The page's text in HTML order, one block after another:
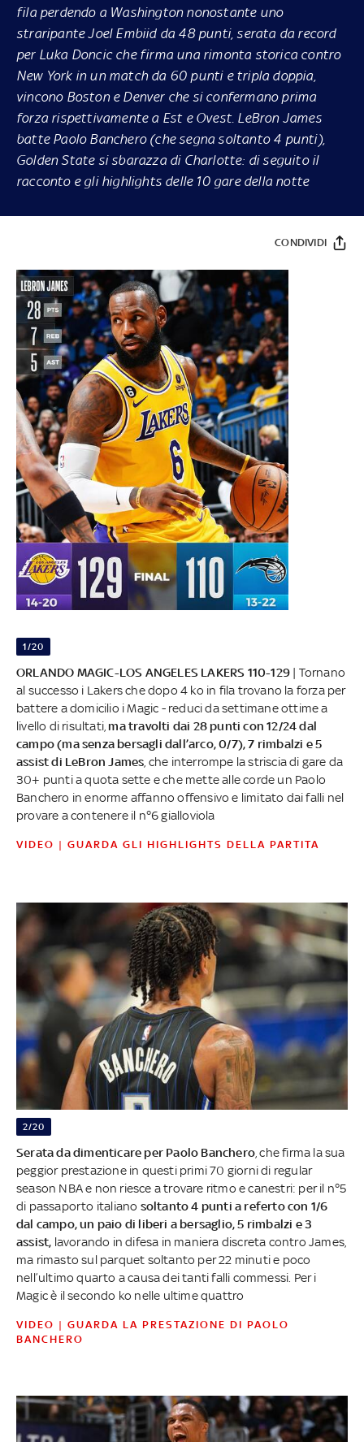
fila perdendo a Washington nonostante uno
straripante Joel Embiid da 48 punti, serata da record
per Luka Doncic che firma una rimonta storica contro
New York in un match da 60 punti e tripla doppia,
vincono Boston e Denver che si confermano prima
forza rispettivamente a Est e Ovest. LeBron James
batte Paolo Banchero (che segna soltanto 4 punti),
Golden State si sbarazza di Charlotte: di seguito il
racconto e gli highlights delle 10 gare della notte
CONDIVIDI
1/20
ORLANDO MAGIC-LOS ANGELES LAKERS 110-129 | Tornano
al successo i Lakers che dopo 4 ko in fila trovano la forza per
battere a domicilio i Magic - reduci da settimane ottime a
livello di risultati, ma travolti dai 28 punti con 12/24 dal
campo (ma senza bersagli dall’arco, 0/7), 7 rimbalzi e 5
assist di LeBron James , che interrompe la striscia di gare da
30+ punti a quota sette e che mette alle corde un Paolo
Banchero in enorme affanno offensivo e limitato dai falli nel
provare a contenere il n°6 gialloviola
VIDEO | GUARDA GLI HIGHLIGHTS DELLA PARTITA
2/20
Serata da dimenticare per Paolo Banchero , che firma la sua
peggior prestazione in questi primi 70 giorni di regular
season NBA e non riesce a trovare ritmo e canestri: per il n°5
di passaporto italiano soltanto 4 punti a referto con 1/6
dal campo, un paio di liberi a bersaglio, 5 rimbalzi e 3
assist, lavorando in difesa in maniera discreta contro James,
ma rimasto sul parquet soltanto per 22 minuti e poco
nell’ultimo quarto a causa dei tanti falli commessi. Per i
Magic è il secondo ko nelle ultime quattro
VIDEO | GUARDA LA PRESTAZIONE DI PAOLO
BANCHERO